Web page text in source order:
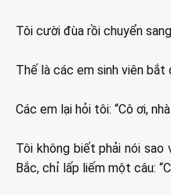
Tôi cười đùa rồi chuyển
Thế là các em sinh viên bắt
Các em lại hỏi tôi: “Cô ơi,
Tôi không biết phải nói sao
Bắc, chỉ lấp liếm một câu: